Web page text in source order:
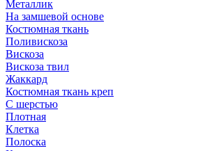
Металлик
На замшевой основе
Костюмная ткань
Поливискоза
Вискоза
Вискоза твил
Жаккард
Костюмная ткань креп
С шерстью
Плотная
Клетка
Полоска